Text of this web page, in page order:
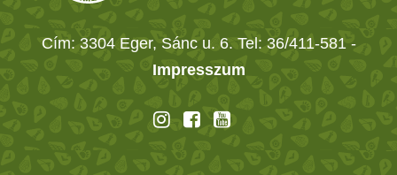
Cím: 3304 Eger, Sánc u. 6. Tel: 36/411-581 -
Impresszum